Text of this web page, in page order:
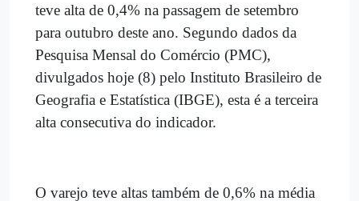
teve alta de 0,4% na passagem de setembro
para outubro deste ano. Segundo dados da
Pesquisa Mensal do Comércio (PMC),
divulgados hoje (8) pelo Instituto Brasileiro de
Geografia e Estatística (IBGE), esta é a terceira
alta consecutiva do indicador.
O varejo teve altas também de 0,6% na média